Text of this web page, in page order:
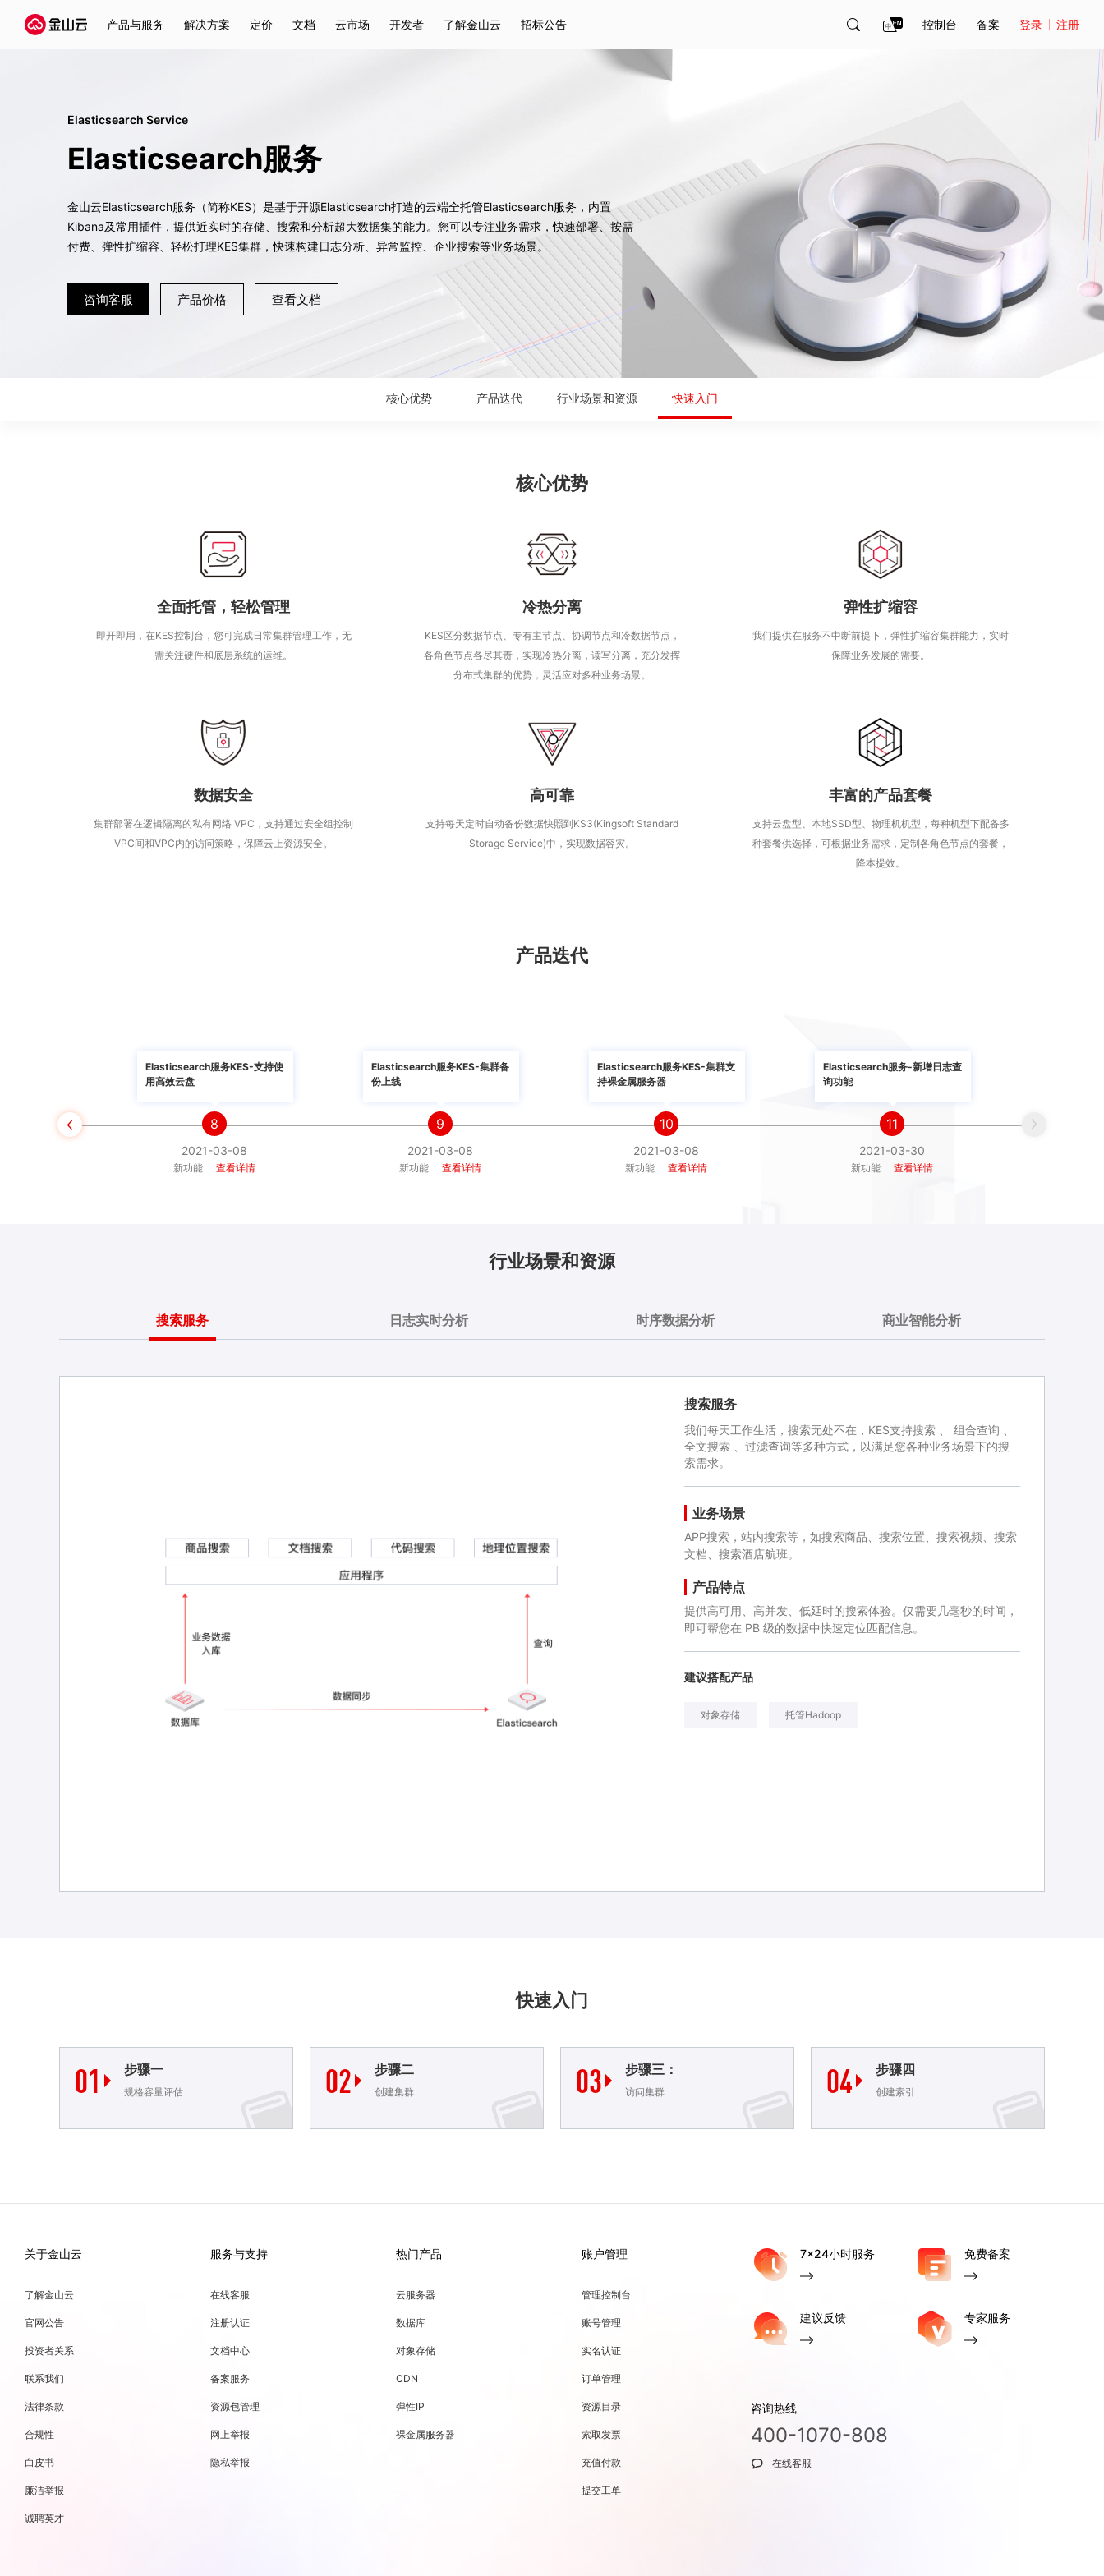
产品与服务 解决方案 定价 文档 云市场 开发者 了解金山云 招标公告 控制台 备案 登录 注册
Elasticsearch Service
Elasticsearch服务
金山云Elasticsearch服务（简称KES）是基于开源Elasticsearch打造的云端全托管Elasticsearch服务，内置
Kibana及常用插件，提供近实时的存储、搜索和分析超大数据集的能力。您可以专注业务需求，快速部署、按需
付费、弹性扩缩容、轻松打理KES集群，快速构建日志分析、异常监控、企业搜索等业务场景。
咨询客服 产品价格 查看文档
核心优势 产品迭代 行业场景和资源 快速入门
核心优势
全面托管，轻松管理
即开即用，在KES控制台，您可完成日常集群管理工作，无
需关注硬件和底层系统的运维。
冷热分离
KES区分数据节点、专有主节点、协调节点和冷数据节点，
各角色节点各尽其责，实现冷热分离，读写分离，充分发挥
分布式集群的优势，灵活应对多种业务场景。
弹性扩缩容
我们提供在服务不中断前提下，弹性扩缩容集群能力，实时
保障业务发展的需要。
数据安全
集群部署在逻辑隔离的私有网络 VPC，支持通过安全组控制
VPC间和VPC内的访问策略，保障云上资源安全。
高可靠
支持每天定时自动备份数据快照到KS3(Kingsoft Standard
Storage Service)中，实现数据容灾。
丰富的产品套餐
支持云盘型、本地SSD型、物理机机型，每种机型下配备多
种套餐供选择，可根据业务需求，定制各角色节点的套餐，
降本提效。
产品迭代
 
8
Elasticsearch服务KES-支持使
用高效云盘
2021-03-08
新功能 查看详情
9
Elasticsearch服务KES-集群备
份上线
2021-03-08
新功能 查看详情
10
Elasticsearch服务KES-集群支
持裸金属服务器
2021-03-08
新功能 查看详情
11
Elasticsearch服务-新增日志查
询功能

2021-03-30
新功能 查看详情
行业场景和资源
搜索服务 日志实时分析 时序数据分析 商业智能分析
搜索服务
我们每天工作生活，搜索无处不在，KES支持搜索 、 组合查询 、
全文搜索 、过滤查询等多种方式，以满足您各种业务场景下的搜
索需求。
业务场景
APP搜索，站内搜索等，如搜索商品、搜索位置、搜索视频、搜索
文档、搜索酒店航班。
产品特点
提供高可用、高并发、低延时的搜索体验。仅需要几毫秒的时间，
即可帮您在 PB 级的数据中快速定位匹配信息。
建议搭配产品
对象存储 托管Hadoop
快速入门
步骤一
规格容量评估
01 
步骤二
创建集群
02 
步骤三：
访问集群
03 
步骤四
创建索引
04 
关于金山云
了解金山云
官网公告
投资者关系
联系我们
法律条款
合规性
白皮书
廉洁举报
诚聘英才
服务与支持
在线客服
注册认证
文档中心
备案服务
资源包管理
网上举报
隐私举报
热门产品
云服务器
数据库
对象存储
CDN
弹性IP
裸金属服务器
账户管理
管理控制台
账号管理
实名认证
订单管理
资源目录
索取发票
充值付款
提交工单
7x24小时服务 免费备案
建议反馈 专家服务
咨询热线
400-1070-808
在线客服